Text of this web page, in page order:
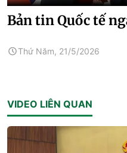
Bản tin Quốc tế
Thứ Năm, 21/5/2026
VIDEO LIÊN QUAN